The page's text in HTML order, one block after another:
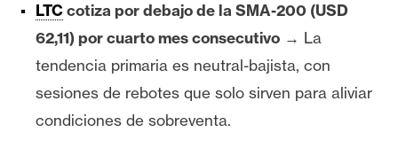
LTCcotiza por debajo de la SMA-200 (USD
62,11) por cuarto mes consecutivo → La
tendencia primaria es neutral-bajista, con
sesiones de rebotes que solo sirven para aliviar
condiciones de sobreventa.